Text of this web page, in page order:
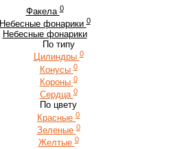
Факела 0
Небесные фонарики 0
Небесные фонарики
По типу
Цилиндры 0
Конусы 0
Короны 0
Сердца 0
По цвету
Красные 0
Зеленые 0
Желтые 0